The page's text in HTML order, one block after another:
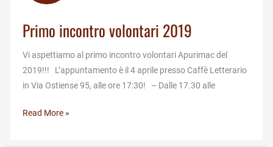
Primo incontro volontari 2019
Vi aspettiamo al primo incontro volontari Apurimac del
2019!!! L’appuntamento è il 4 aprile presso Caffè Letterario
in Via Ostiense 95, alle ore 17:30! – Dalle 17.30 alle
Primo
Read More »